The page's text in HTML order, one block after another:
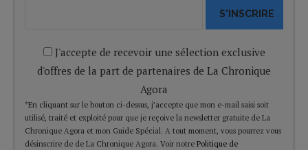
S'INSCRIRE
J'accepte de recevoir une sélection exclusive
d'offres de la part de partenaires de La Chronique
Agora
*En cliquant sur le bouton ci-dessus, j’accepte que mon e-mail saisi soit
utilisé, traité et exploité pour que je reçoive la newsletter gratuite de La
Chronique Agora et mon Guide Spécial. A tout moment, vous pourrez vous
désinscrire de de La Chronique Agora. Voir notre Politique de